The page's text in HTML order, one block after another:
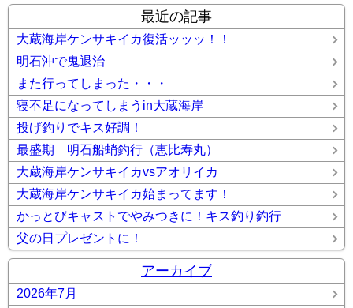
最近の記事
大蔵海岸ケンサキイカ復活ッッッ！！
明石沖で鬼退治
また行ってしまった・・・
寝不足になってしまうin大蔵海岸
投げ釣りでキス好調！
最盛期 明石船蛸釣行（恵比寿丸）
大蔵海岸ケンサキイカvsアオリイカ
大蔵海岸ケンサキイカ始まってます！
かっとびキャストでやみつきに！キス釣り釣行
父の日プレゼントに！
アーカイブ
2026年7月